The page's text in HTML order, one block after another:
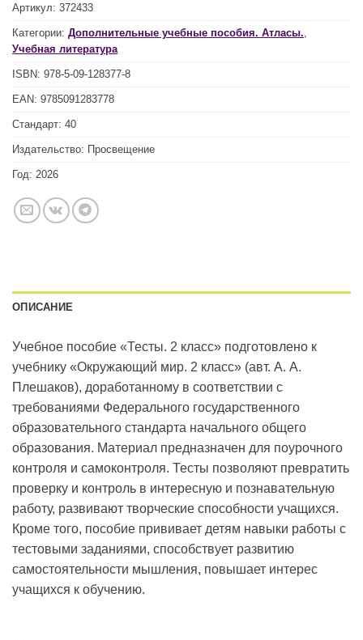
Артикул: 372433
Категории: Дополнительные учебные пособия. Атласы.
Учебная литература
ISBN: 978-5-09-128377-8
EAN: 9785091283778
Стандарт: 40
Издательство: Просвещение
Год: 2026
ОПИСАНИЕ
Учебное пособие «Тесты. 2 класс» подготовлено к
учебнику «Окружающий мир. 2 класс» (авт. А. А.
Плешаков), доработанному в соответствии с
требованиями Федерального государственного
образовательного стандарта начального общего
образования. Материал предназначен для поурочного
контроля и самоконтроля. Тесты позволяют превратить
проверку и контроль в интересную и познавательную
работу, развивают творческие способности учащихся.
Кроме того, пособие прививает детям навыки работы с
тестовыми заданиями, способствует развитию
самостоятельности мышления, повышает интерес
учащихся к обучению.